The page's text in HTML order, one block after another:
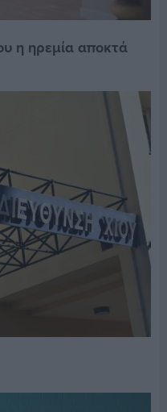
η ηρεμία αποκτά